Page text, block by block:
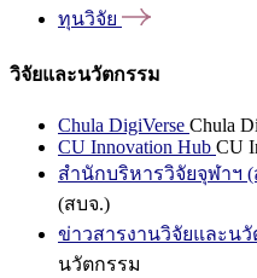
ทุนวิจัย
วิจัยและนวัตกรรม
Chula DigiVerse Chula
CU Innovation Hub CU
สำนักบริหารวิจัยจุฬาฯ (
(สบจ.)
ข่าวสารงานวิจัยและนวั
นวัตกรรม